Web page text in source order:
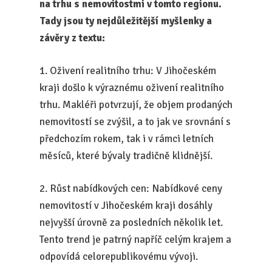
na trhu s nemovitostmi v tomto regionu.
Tady jsou ty nejdůležitější myšlenky a
závěry z textu:
1. Oživení realitního trhu: V Jihočeském
kraji došlo k výraznému oživení realitního
trhu. Makléři potvrzují, že objem prodaných
nemovitostí se zvýšil, a to jak ve srovnání s
předchozím rokem, tak i v rámci letních
měsíců, které bývaly tradičně klidnější.
2. Růst nabídkových cen: Nabídkové ceny
nemovitostí v Jihočeském kraji dosáhly
nejvyšší úrovně za posledních několik let.
Tento trend je patrný napříč celým krajem a
odpovídá celorepublikovému vývoji.